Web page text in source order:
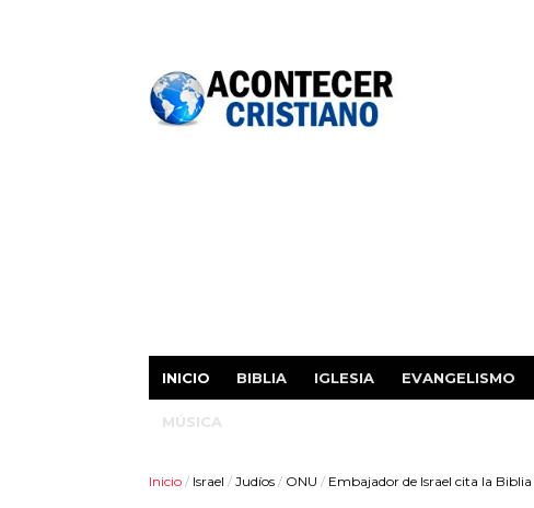
INICIO BIBLIA IGLESIA EVANGELISMO
MÚSICA
Inicio / Israel / Judíos / ONU / Embajador de Israel cita la